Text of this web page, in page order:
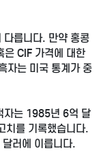
다릅니다. 만약 홍콩
은 CIF 가격에 대한
자는 미국 통계가 중
자는 1985년 6억 달
치를 기록했습니다.
러에 이릅니다.